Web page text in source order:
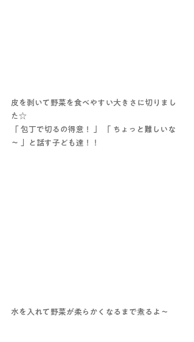
皮を剥いて野菜を食べやすい大きさに切りまし
た☆
「 包丁で切るの得意！ 」 「 ちょっと難しいな
～ 」と話す子ども達！！
水を入れて野菜が柔らかくなるまで煮るよ～